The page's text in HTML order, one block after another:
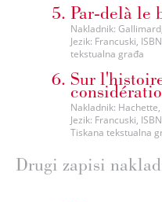
Par-delà le
Nakladnik:
Jezik: Francuski,
tekstualna građa
Sur
Nakladnik:
Jezik: Francuski,
Tiskana tekstualna
Drugi zapisi